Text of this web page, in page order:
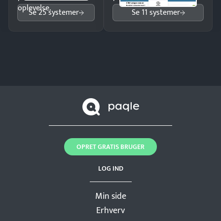
oplevelse.
Se 25 systemer
Se 11 systemer
Min side
Erhverv
LOG IND
OPRET GRATIS BRUGER